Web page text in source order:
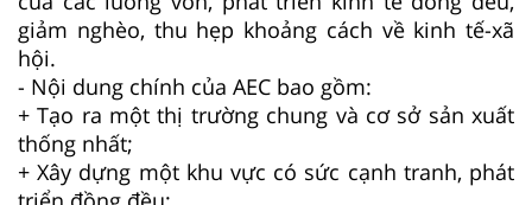
giảm nghèo, thu hẹp khoảng cách về kinh tế-xã
hội.
- Nội dung chính của AEC bao gồm:
+ Tạo ra một thị trường chung và cơ sở sản xuất
thống nhất;
+ Xây dựng một khu vực có sức cạnh tranh, phát